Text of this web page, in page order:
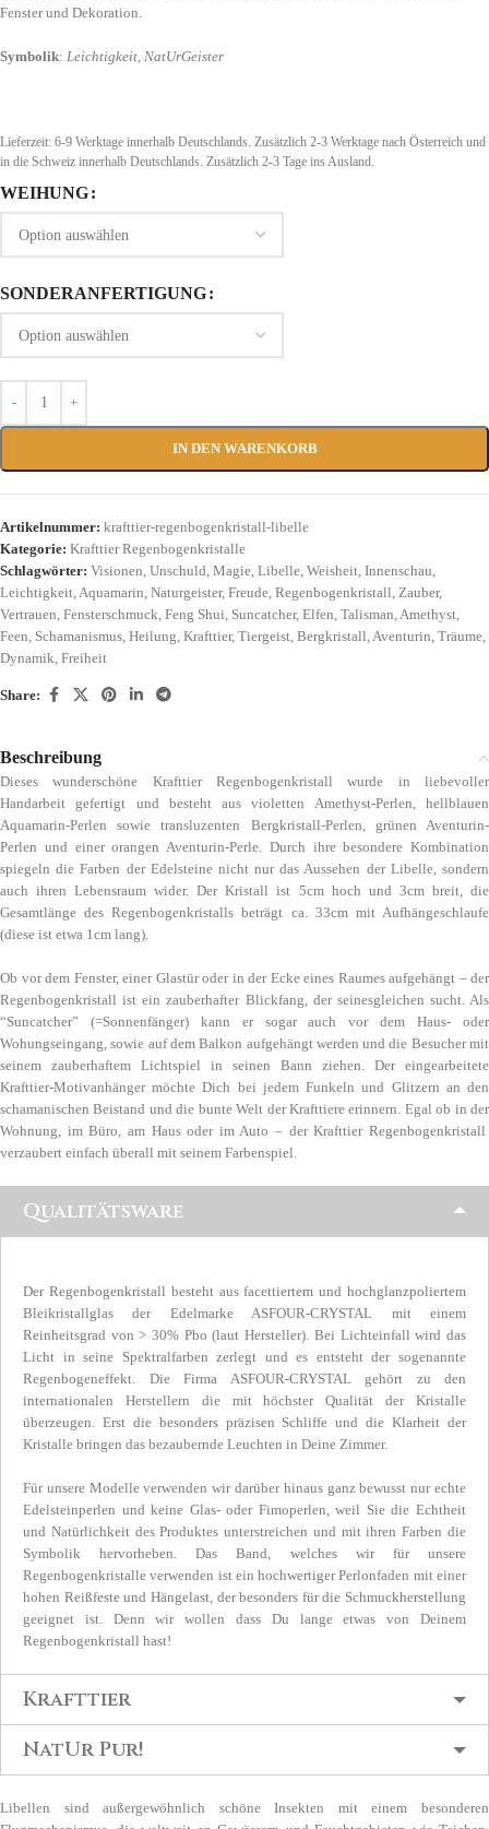
Fenster und Dekoration.
Symbolik: Leichtigkeit, NatUrGeister
Lieferzeit: 6-9 Werktage innerhalb Deutschlands. Zusätzlich 2-3 Werktage nach Österreich und
in die Schweiz innerhalb Deutschlands. Zusätzlich 2-3 Tage ins Ausland.
WEIHUNG
SONDERANFERTIGUNG
IN DEN WARENKORB
Artikelnummer: krafttier-regenbogenkristall-libelle
Kategorie: Krafttier Regenbogenkristalle
Schlagwörter: Visionen, Unschuld, Magie, Libelle, Weisheit, Innenschau,
Leichtigkeit,Aquamarin, Naturgeister, Freude, Regenbogenkristall, Zauber,
Vertrauen, Fensterschmuck, Feng Shui, Suncatcher, Elfen, Talisman,Amethyst,
Feen, Schamanismus, Heilung, Krafttier, Tiergeist, Bergkristall,Aventurin, Träume,
Dynamik, Freiheit
Share:
Beschreibung
Dieses wunderschöne Krafttier Regenbogenkristall wurde in liebevoller
Handarbeit gefertigt und besteht aus violetten Amethyst-Perlen, hellblauen
Aquamarin-Perlen sowie transluzenten Bergkristall-Perlen, grünen Aventurin-
Perlen und einer orangen Aventurin-Perle. Durch ihre besondere Kombination
spiegeln die Farben der Edelsteine nicht nur das Aussehen der Libelle, sondern
auch ihren Lebensraum wider. Der Kristall ist 5cm hoch und 3cm breit, die
Gesamtlänge des Regenbogenkristalls beträgt ca. 33cm mit Aufhängeschlaufe
(diese ist etwa 1cm lang).
Ob vor dem Fenster, einer Glastür oder in der Ecke eines Raumes aufgehängt – der
Regenbogenkristall ist ein zauberhafter Blickfang, der seinesgleichen sucht. Als
“Suncatcher” (=Sonnenfänger) kann er sogar auch vor dem Haus- oder
Wohungseingang, sowie auf dem Balkon aufgehängt werden und die Besucher mit
seinem zauberhaftem Lichtspiel in seinen Bann ziehen. Der eingearbeitete
Krafttier-Motivanhänger möchte Dich bei jedem Funkeln und Glitzern an den
schamanischen Beistand und die bunte Welt der Krafttiere erinnern. Egal ob in der
Wohnung, im Büro, am Haus oder im Auto – der Krafttier Regenbogenkristall
verzaubert einfach überall mit seinem Farbenspiel.
Qualitätsware
Der Regenbogenkristall besteht aus facettiertem und hochglanzpoliertem
Bleikristallglas der Edelmarke ASFOUR-CRYSTAL mit einem
Reinheitsgrad von > 30% Pbo (laut Hersteller). Bei Lichteinfall wird das
Licht in seine Spektralfarben zerlegt und es entsteht der sogenannte
Regenbogeneffekt. Die Firma ASFOUR-CRYSTAL gehört zu den
internationalen Herstellern die mit höchster Qualität der Kristalle
überzeugen. Erst die besonders präzisen Schliffe und die Klarheit der
Kristalle bringen das bezaubernde Leuchten in Deine Zimmer.
Für unsere Modelle verwenden wir darüber hinaus ganz bewusst nur echte
Edelsteinperlen und keine Glas- oder Fimoperlen, weil Sie die Echtheit
und Natürlichkeit des Produktes unterstreichen und mit ihren Farben die
Symbolik hervorheben. Das Band, welches wir für unsere
Regenbogenkristalle verwenden ist ein hochwertiger Perlonfaden mit einer
hohen Reißfeste und Hängelast, der besonders für die Schmuckherstellung
geeignet ist. Denn wir wollen dass Du lange etwas von Deinem
Regenbogenkristall hast!
Krafttier
NatUr Pur!
Libellen sind außergewöhnlich schöne Insekten mit einem besonderen